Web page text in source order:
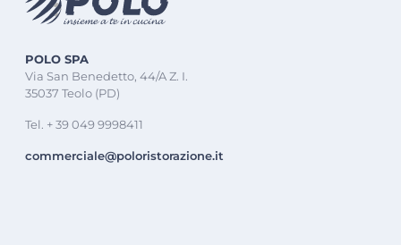
POLO SPA
Via San Benedetto, 44/A Z. I.
35037 Teolo (PD)
Tel. + 39 049 9998411
commerciale@poloristorazione.it